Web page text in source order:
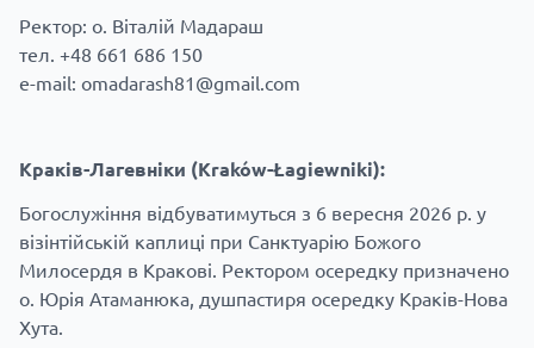
Ректор: о. Віталій Мадараш
тел. +48 661 686 150
e-mail: omadarash81@gmail.com
Краків-Лагевніки (Kraków-Łagiewniki):
Богослужіння відбуватимуться з 6 вересня 2026 р. у
візінтійській каплиці при Санктуарію Божого
Милосердя в Кракові. Ректором осередку призначено
о. Юрія Атаманюка, душпастиря осередку Краків-Нова
Хута.